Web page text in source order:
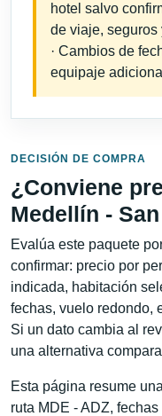
hotel salvo
de viaje,
· Cambios de
equipaje
DECISIÓN DE COMPRA
¿Conviene
Medellín -
Evalúa este paquete
confirmar: precio por
indicada, habitación
fechas, vuelo redondo,
Si un dato cambia al
una alternativa
Esta página resume
ruta MDE - ADZ,